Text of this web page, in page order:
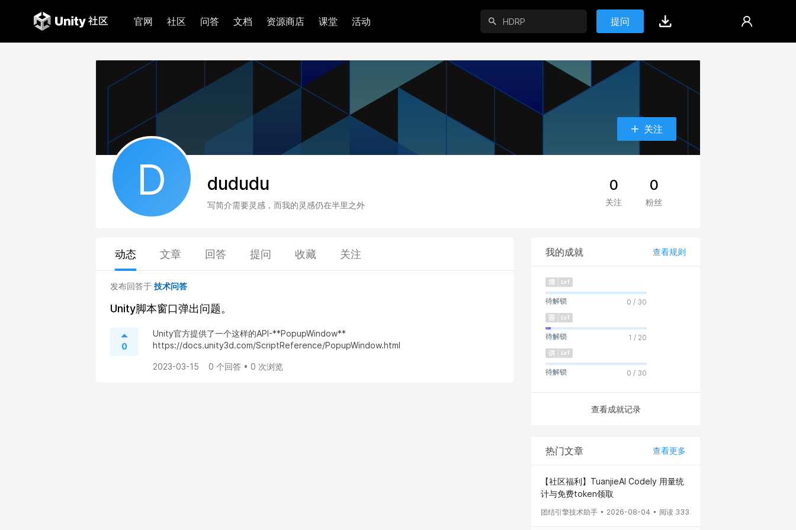
官网 社区 问答 文档 资源商店 课堂 活动 提问
关注
D dududu
写简介需要灵感，而我的灵感仍在半里之外
0
关注
0
粉丝
动态 文章 回答 提问 收藏 关注
发布回答于 技术问答
Unity脚本窗口弹出问题。
0
Unity官方提供了一个这样的API-**PopupWindow**
https://docs.unity3d.com/ScriptReference/PopupWindow.html
2023-03-15 0 个回答 • 0 次浏览
我的成就 查看规则
待解锁 0 / 30
待解锁 1 / 20
待解锁 0 / 30
查看成就记录
热门文章 查看更多
【社区福利】TuanjieAI Codely 用量统
计与免费token领取
团结引擎技术助手 2026-08-04 阅读 333